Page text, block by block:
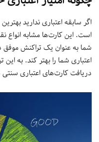
اگر سابقه اعتباری ندارید
است. این کارت‌ها مشابه
شما به عنوان یک تراکنش
اعتباری شما را بهتر کند. به این
دریافت کارت‌های اعتباری